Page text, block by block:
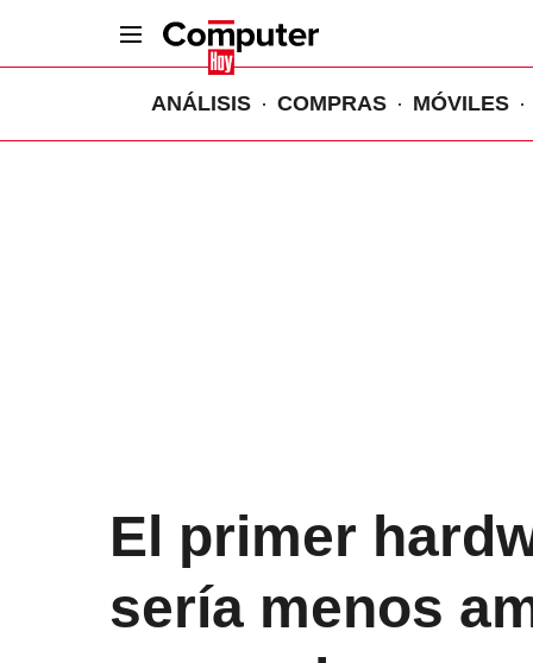
ANÁLISIS COMPRAS MÓVILES
El primer
sería menos